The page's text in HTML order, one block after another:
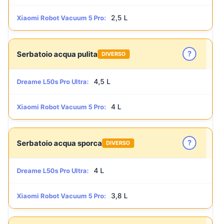
Xiaomi Robot Vacuum 5 Pro: 2,5 L
Serbatoio acqua pulita DIVERSO ?
Dreame L50s Pro Ultra: 4,5 L
Xiaomi Robot Vacuum 5 Pro: 4 L
Serbatoio acqua sporca DIVERSO ?
Dreame L50s Pro Ultra: 4 L
Xiaomi Robot Vacuum 5 Pro: 3,8 L